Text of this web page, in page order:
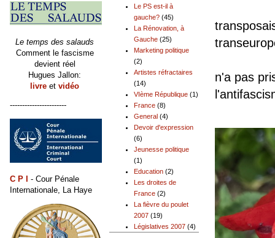
n'a pas
Le PS est-il à
gauche? (45)
La Rénovation, à
Gauche (25)
Marketing politique
(2)
Artistes réfractaires
(14)
VIème République (1)
France (8)
General (4)
Devoir d'expression
(6)
Jeunesse politique
(1)
Education (2)
Les droites de
France (2)
La fièvre du poulet
2007 (19)
Législatives 2007 (4)
Le temps des salauds
Comment le fascisme
devient réel
Hugues Jallon:
livre et vidéo
-----------------------
C P I
- Cour Pénale
Internationale, La Haye